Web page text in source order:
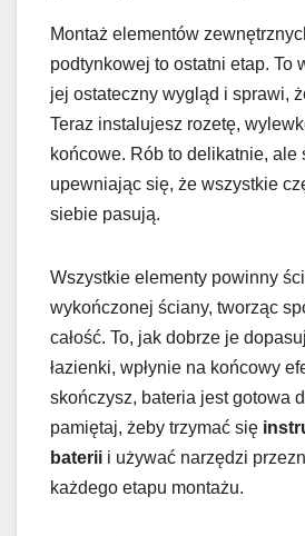
Montaż elementów
podtynkowej to ostatni etap. To
jej ostateczny wygląd i sprawi,
Teraz instalujesz rozetę,
końcowe. Rób to delikatnie, ale
upewniając się, że wszystkie
siebie pasują.
Wszystkie elementy powinny
wykończonej ściany, tworząc
całość. To, jak dobrze je
łazienki, wpłynie na końcowy
skończysz, bateria jest gotowa
pamiętaj, żeby trzymać się
baterii i używać narzędzi
każdego etapu montażu.